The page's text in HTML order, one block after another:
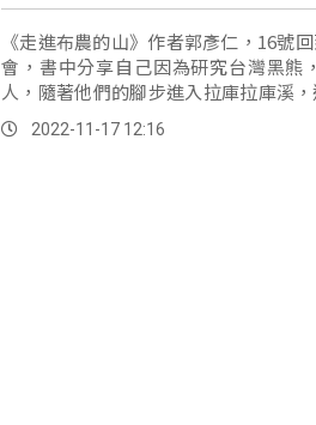
《走進布農的山》作者郭彥仁，16號
會，書中分享自己因為研究台灣黑熊
人，隨著他們的腳步進入拉庫拉庫溪
山林，無...。
2022-11-17 12:16